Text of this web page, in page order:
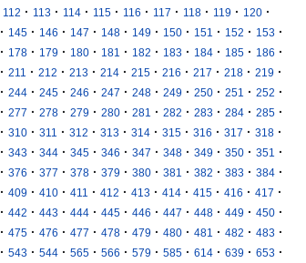
112 · 113 · 114 · 115 · 116 · 117 · 118 · 119 · 120 ·
· 145 · 146 · 147 · 148 · 149 · 150 · 151 · 152 · 153 ·
· 178 · 179 · 180 · 181 · 182 · 183 · 184 · 185 · 186 ·
· 211 · 212 · 213 · 214 · 215 · 216 · 217 · 218 · 219 ·
· 244 · 245 · 246 · 247 · 248 · 249 · 250 · 251 · 252 ·
· 277 · 278 · 279 · 280 · 281 · 282 · 283 · 284 · 285 ·
· 310 · 311 · 312 · 313 · 314 · 315 · 316 · 317 · 318 ·
· 343 · 344 · 345 · 346 · 347 · 348 · 349 · 350 · 351 ·
· 376 · 377 · 378 · 379 · 380 · 381 · 382 · 383 · 384 ·
· 409 · 410 · 411 · 412 · 413 · 414 · 415 · 416 · 417 ·
· 442 · 443 · 444 · 445 · 446 · 447 · 448 · 449 · 450 ·
· 475 · 476 · 477 · 478 · 479 · 480 · 481 · 482 · 483 ·
· 543 · 544 · 565 · 566 · 579 · 585 · 614 · 639 · 653 ·